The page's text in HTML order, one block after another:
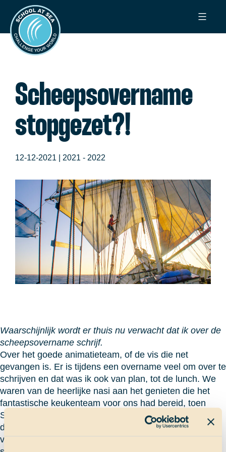
naar
inhoud
School
at
Sea
Scheepsovername
stopgezet?!
12-12-2021 | 2021 - 2022
Waarschijnlijk wordt er thuis nu verwacht dat ik over de
scheepsovername schrijf.
Over het goede animatieteam, of de vis die net
gevangen is. Er is tijdens een overname veel om over te
schrijven en dat was ik ook van plan, tot de lunch. We
waren van de heerlijke nasi aan het genieten die het
fantastische keukenteam voor ons had bereid, toen
Sam in een keer aan kwam zetten met de mededeling
dat er een medisch geval was op een klein zeiljacht
verderop. De scheepsovername werd dus tijdelijk